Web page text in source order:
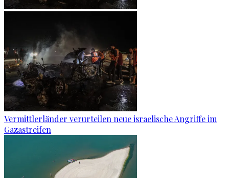
Vermittlerländer verurteilen neue israelische Angriffe im
Gazastreifen